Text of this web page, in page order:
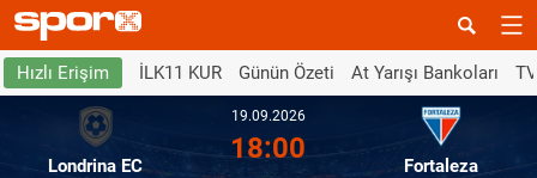
Hızlı Erişim İLK11 KUR Günün Özeti At Yarışı Bankoları
Londrina EC
19.09.2026
18:00
Fortaleza